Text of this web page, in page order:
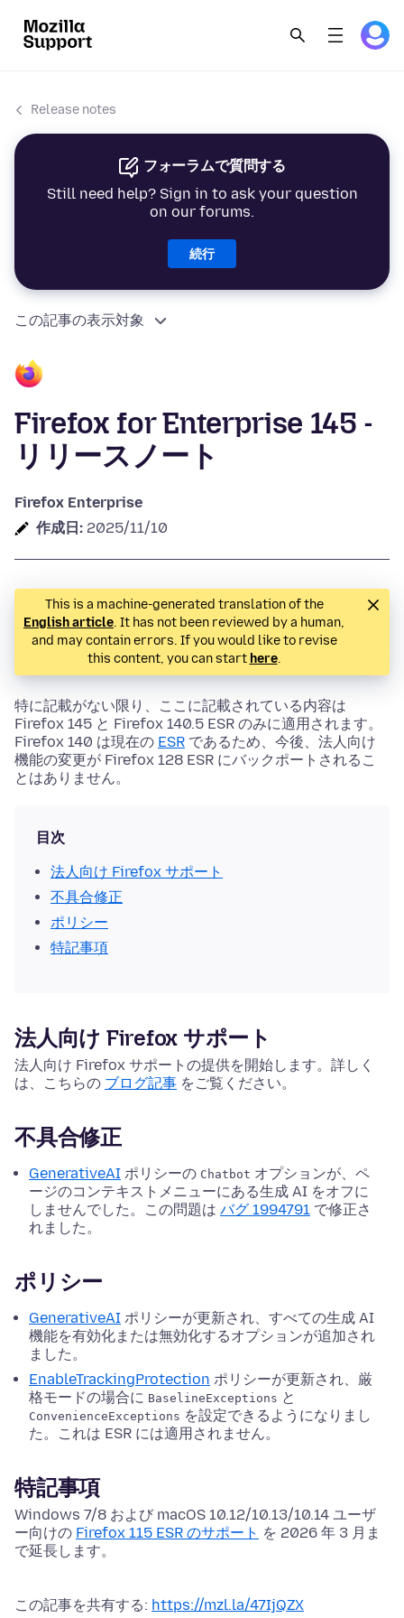
Release notes
フォーラムで質問する
Still need help? Sign in to ask your question
on our forums.
続行
この記事の表示対象
Firefox for Enterprise 145 -
リリースノート
Firefox Enterprise
作成日: 2025/11/10
This is a machine-generated translation of the
English article. It has not been reviewed by a human,
and may contain errors. If you would like to revise
this content, you can start here.
特に記載がない限り、ここに記載されている内容は
Firefox 145 と Firefox 140.5 ESR のみに適用されます。
Firefox 140 は現在の ESR であるため、今後、法人向け
機能の変更が Firefox 128 ESR にバックポートされるこ
とはありません。
目次
法人向け Firefox サポート
不具合修正
ポリシー
特記事項
法人向け Firefox サポート
法人向け Firefox サポートの提供を開始します。詳しく
は、こちらの ブログ記事 をご覧ください。
不具合修正
GenerativeAI ポリシーの Chatbot オプションが、ペ
ージのコンテキストメニューにある生成 AI をオフに
しませんでした。この問題は バグ 1994791 で修正さ
れました。
ポリシー
GenerativeAI ポリシーが更新され、すべての生成 AI
機能を有効化または無効化するオプションが追加され
ました。
EnableTrackingProtection ポリシーが更新され、厳
格モードの場合に BaselineExceptions と
ConvenienceExceptions を設定できるようになりまし
た。これは ESR には適用されません。
特記事項
Windows 7/8 および macOS 10.12/10.13/10.14 ユーザ
ー向けの Firefox 115 ESR のサポート を 2026 年 3 月ま
で延長します。
この記事を共有する: https://mzl.la/47IjQZX